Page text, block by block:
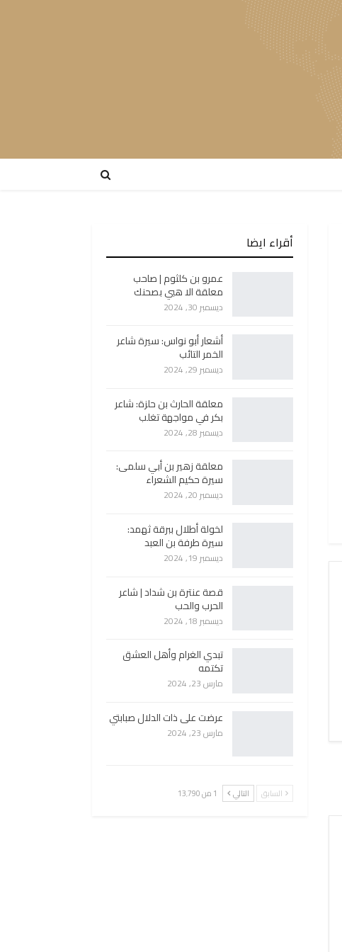
أقراء ايضا
عمرو بن كلثوم | صاحب
معلقة الا هبي بصحنك
ديسمبر 30, 2024
أشعار أبو نواس: سيرة شاعر
الخمر التائب
ديسمبر 29, 2024
معلقة الحارث بن حلزة: شاعر
بكر في مواجهة تغلب
ديسمبر 28, 2024
معلقة زهير بن أبي سلمى:
سيرة حكيم الشعراء
ديسمبر 20, 2024
لخولة أطلال ببرقة ثهمد:
سيرة طرفة بن العبد
ديسمبر 19, 2024
قصة عنترة بن شداد | شاعر
الحرب والحب
ديسمبر 18, 2024
تبدي الغرام وأهل العشق
تكتمه
مارس 23, 2024
عرضت على ذات الدلال صبابتي
مارس 23, 2024
السابق التالي 1 من 13٬790